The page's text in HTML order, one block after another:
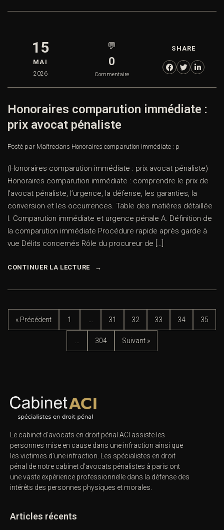
15
MAI
2026
💬
0
Commentaire
SHARE
Honoraires comparution immédiate :
prix avocat pénaliste
Posté par Maîtredans Honoraires comparution immédiate : p
(Honoraires comparution immédiate : prix avocat pénaliste)
Honoraires comparution immédiate : comprendre le prix de
l’avocat pénaliste, l’urgence, la défense, les garanties, la
conversion et les occurrences. Table des matières détaillée
I. Comparution immédiate et urgence pénale A. Définition de
la comparution immédiate Procédure rapide après garde à
vue Délits concernés Rôle du procureur de […]
CONTINUER LA LECTURE
« Précédent 1 31 32 33 34 35
304 Suivant »
Le cabinet d’avocats en droit pénal ACI assiste les
personnes mise en cause dans une infraction ainsi que
les victimes d’une infraction. Les spécialistes en droit
pénal de notre cabinet d’avocats pénalistes à paris ont
une vaste expérience professionnelle dans la défense des
intérêts des personnes physiques et morales.
Articles récents